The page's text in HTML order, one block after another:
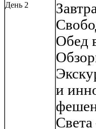
День 2
Обед
и